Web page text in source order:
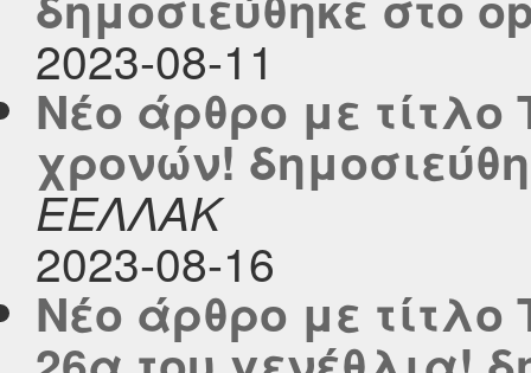
2023-08-11
Νέο άρθρο με τίτλο
χρονών!
ΕΕΛΛΑΚ
2023-08-16
Νέο άρθρο με τίτλο